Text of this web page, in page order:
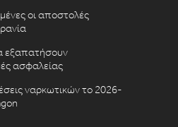
οι αποστολές
εξαπατήσουν
ασφαλείας
ναρκωτικών το 2026-